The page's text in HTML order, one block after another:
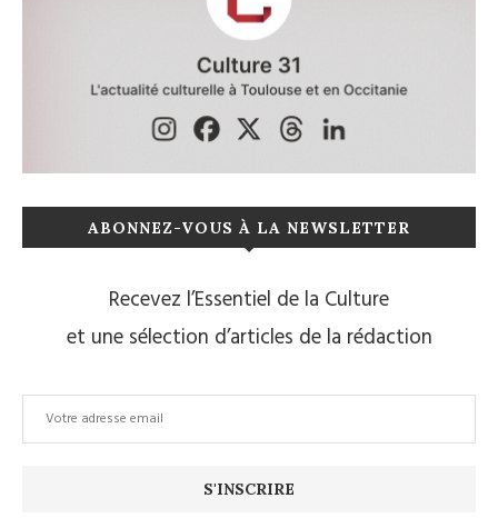
ABONNEZ-VOUS À LA NEWSLETTER
Recevez l’Essentiel de la Culture
et une sélection d’articles de la rédaction